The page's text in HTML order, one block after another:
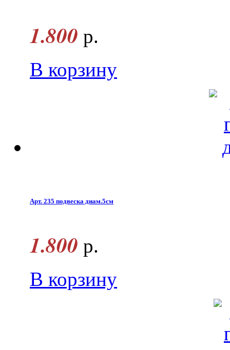
1.800 р.
В корзину
Арт. 235 подвеска диам.5см
1.800 р.
В корзину